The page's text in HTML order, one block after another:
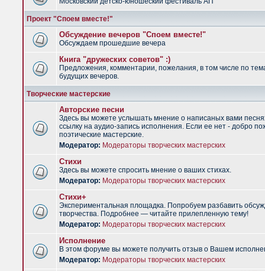
Проект "Споем вместе!"
Обсуждение вечеров "Споем вместе!"
Обсуждаем прошедшие вечера
Книга "дружеских советов" :)
Предложения, комментарии, пожелания, в том числе по
будущих вечеров.
Творческие мастерские
Авторские песни
Здесь вы можете услышать мнение о написаных вами
ссылку на аудио-запись исполнения. Если ее нет - добро
поэтические мастерские.
Модератор: Модераторы творческих мастерских
Стихи
Здесь вы можете спросить мнение о ваших стихах.
Модератор: Модераторы творческих мастерских
Стихи+
Экспериментальная площадка. Попробуем разбавить
творчества. Подробнее — читайте прилепленную тему!
Модератор: Модераторы творческих мастерских
Исполнение
В этом форуме вы можете получить отзыв о Вашем
Модератор: Модераторы творческих мастерских